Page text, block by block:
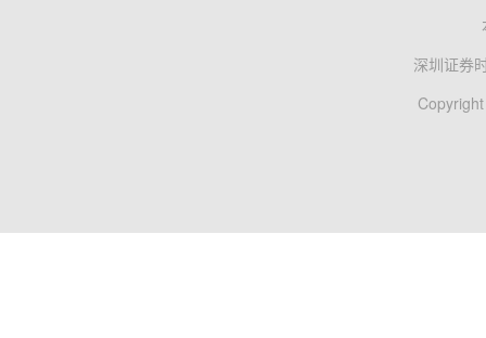
深圳证券